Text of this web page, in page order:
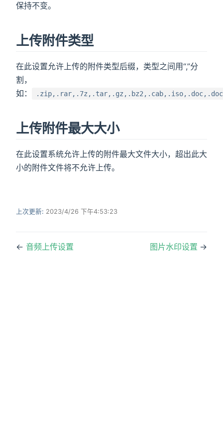
保持不变。
上传附件类型
在此设置允许上传的附件类型后缀，类型之间用“,”分
割，
如：
上传附件最大大小
在此设置系统允许上传的附件最大文件大小，超出此大
小的附件文件将不允许上传。
上次更新: 2023/4/26 下午4:53:23
← 音频上传设置 图片水印设置 →